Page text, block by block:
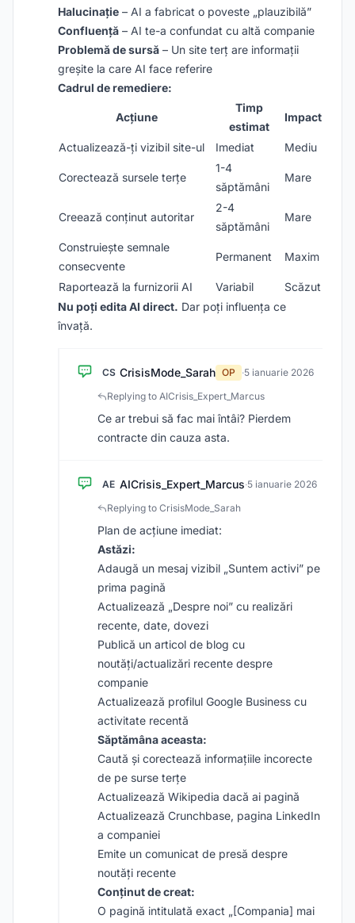
Halucinație – AI a fabricat o poveste „plauzibilă”
Confluență – AI te-a confundat cu altă companie
Problemă de sursă – Un site terț are informații
greșite la care AI face referire
Cadrul de remediere:
Acțiune
Timp
estimat
Impact
Actualizează-ți vizibil site-ul Imediat Mediu
Corectează sursele terțe
1-4
săptămâni
Mare
Creează conținut autoritar
2-4
săptămâni
Mare
Construiește semnale
consecvente
Permanent Maxim
Raportează la furnizorii AI Variabil
Scăzut
Nu poți edita AI direct. Dar poți influența ce
învață.
CS CrisisMode_Sarah OP ·5 ianuarie 2026
Replying to AICrisis_Expert_Marcus
Ce ar trebui să fac mai întâi? Pierdem
contracte din cauza asta.
AE AICrisis_Expert_Marcus·5 ianuarie 2026
Replying to CrisisMode_Sarah
Plan de acțiune imediat:
Astăzi:
Adaugă un mesaj vizibil „Suntem activi” pe
prima pagină
Actualizează „Despre noi” cu realizări
recente, date, dovezi
Publică un articol de blog cu
noutăți/actualizări recente despre
companie
Actualizează profilul Google Business cu
activitate recentă
Săptămâna aceasta:
Caută și corectează informațiile incorecte
de pe surse terțe
Actualizează Wikipedia dacă ai pagină
Actualizează Crunchbase, pagina LinkedIn
a companiei
Emite un comunicat de presă despre
noutăți recente
Conținut de creat:
O pagină intitulată exact „[Compania] mai